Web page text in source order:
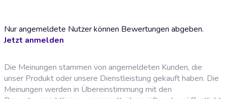
Nur angemeldete Nutzer können Bewertungen abgeben.
Jetzt anmelden
Die Meinungen stammen von angemeldeten Kunden, die
unser Produkt oder unsere Dienstleistung gekauft haben. Die
Meinungen werden in Übereinstimmung mit den